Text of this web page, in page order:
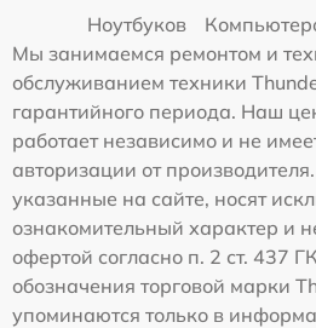
Ноутбуков
Мы занимаемся ремонтом и
обслуживанием техники
гарантийного периода. Наш
работает независимо и не
авторизации от
указанные на сайте, носят
ознакомительный характер и
офертой согласно п. 2 ст. 437
обозначения торговой марки
упоминаются только в